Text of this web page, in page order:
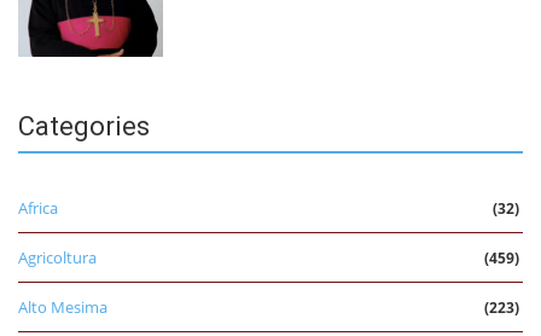
Categories
Africa (32)
Agricoltura (459)
Alto Mesima (223)